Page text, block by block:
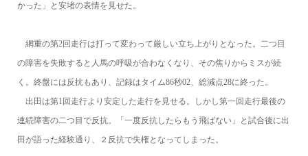
かった」と安堵の表情を見せた。
網重の第2回走行は打って変わって厳しい立ち上がりとなった。二つ目
の障害を失敗すると人馬の呼吸が合わなくなり、その焦りからミスが続
く。終盤には反抗もあり、記録はタイム86秒02、総減点28に終った。
出田は第1回走行より安定した走行を見せる。しかし第一回走行最後の
連続障害の二つ目で反抗。「一度反抗したらもう飛ばない」と試合後に出
田が語った経験通り、２反抗で失権となってしまった。